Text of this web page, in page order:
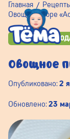
Главная
Овощное пюре
ОВОЩНЫЕ
Овощное
Опубликовано:2
Обновлено:23